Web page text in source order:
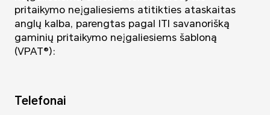
pritaikymo neįgaliesiems atitikties ataskaitas
anglų kalba, parengtas pagal ITI savanorišką
gaminių pritaikymo neįgaliesiems šabloną
(VPAT®):
Telefonai